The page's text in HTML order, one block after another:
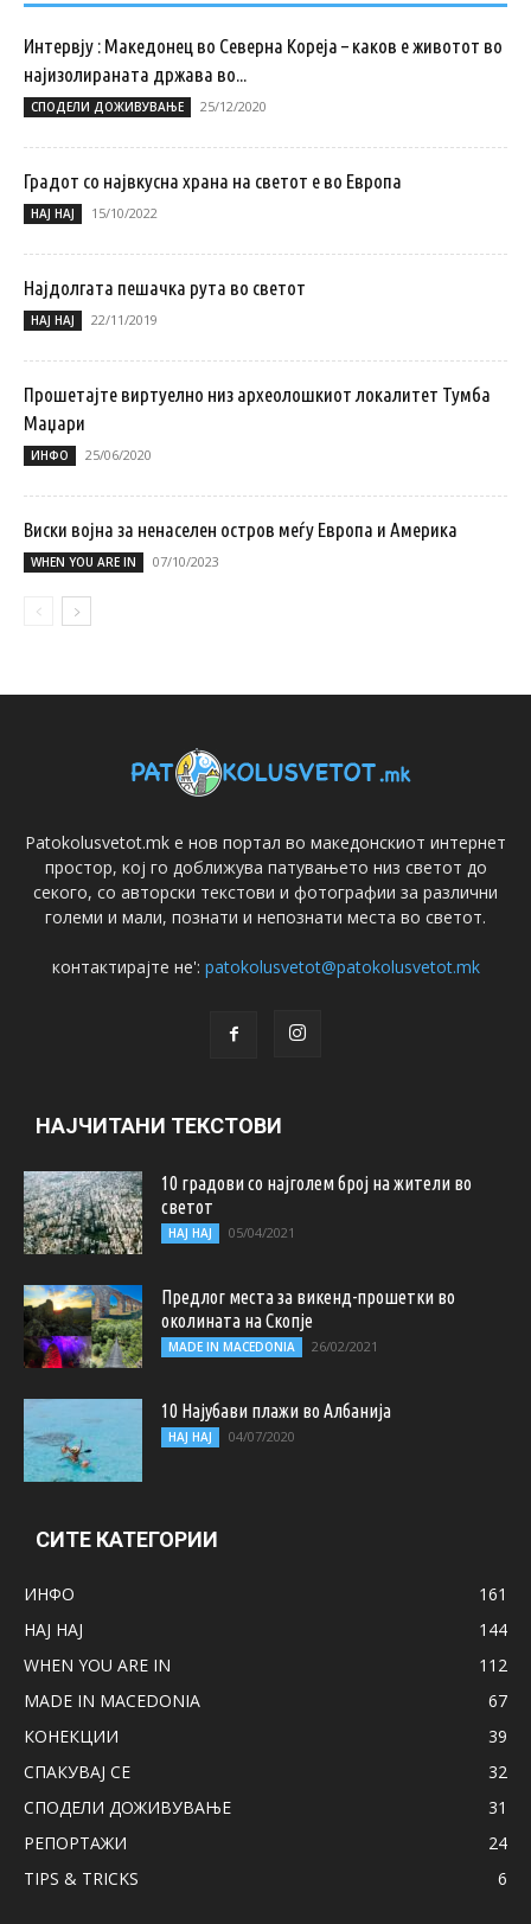
Интервју : Македонец во Северна Кореја – каков е животот во
најизолираната држава во...
СПОДЕЛИ ДОЖИВУВАЊЕ 25/12/2020
Градот со највкусна храна на светот е во Европа
НАЈ НАЈ 15/10/2022
Најдолгата пешачка рута во светот
НАЈ НАЈ 22/11/2019
Прошетајте виртуелно низ археолошкиот локалитет Тумба
Маџари
ИНФО 25/06/2020
Виски војна за ненаселен остров меѓу Европа и Америка
WHEN YOU ARE IN 07/10/2023
Patokolusvetot.mk е нов портал во македонскиот интернет
простор, кој го доближува патувањето низ светот до
секого, со авторски текстови и фотографии за различни
големи и мали, познати и непознати места во светот.
контактирајте не': patokolusvetot@patokolusvetot.mk
НАЈЧИТАНИ ТЕКСТОВИ
10 градови со најголем број на жители во
светот
НАЈ НАЈ 05/04/2021
Предлог места за викенд-прошетки во
околината на Скопје
MADE IN MACEDONIA 26/02/2021
10 Најубави плажи во Албанија
НАЈ НАЈ 04/07/2020
СИТЕ КАТЕГОРИИ
ИНФО
161
НАЈ НАЈ
144
WHEN YOU ARE IN
112
MADE IN MACEDONIA
67
КОНЕКЦИИ
39
СПАКУВАЈ СЕ
32
СПОДЕЛИ ДОЖИВУВАЊЕ
31
РЕПОРТАЖИ
24
TIPS & TRICKS
6